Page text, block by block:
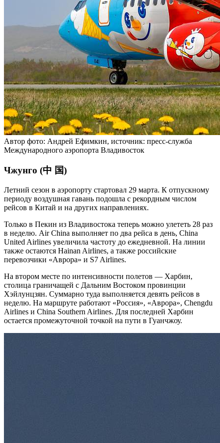
Автор фото: Андрей Ефимкин, источник: пресс-служба
Международного аэропорта Владивосток
Чжунго (中 国)
Летний сезон в аэропорту стартовал 29 марта. К отпускному
периоду воздушная гавань подошла с рекордным числом
рейсов в Китай и на других направлениях.
Только в Пекин из Владивостока теперь можно улететь 28 раз
в неделю. Air China выполняет по два рейса в день, China
United Airlines увеличила частоту до ежедневной. На линии
также остаются Hainan Airlines, а также российские
перевозчики «Аврора» и S7 Airlines.
На втором месте по интенсивности полетов — Харбин,
столица граничащей с Дальним Востоком провинции
Хэйлунцзян. Суммарно туда выполняется девять рейсов в
неделю. На маршруте работают «Россия», «Аврора», Chengdu
Airlines и China Southern Airlines. Для последней Харбин
остается промежуточной точкой на пути в Гуанчжоу.